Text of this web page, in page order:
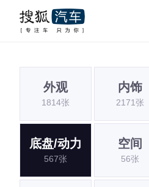
外观
1814张
内饰
2171张
底盘/动力
567张
空间
56张